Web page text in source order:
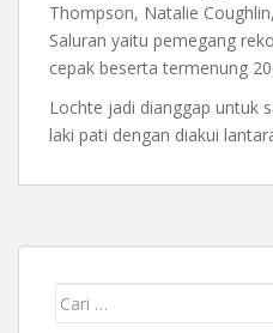
Thompson, Natalie
Saluran yaitu pemegang
cepak beserta termenung
Lochte jadi dianggap untuk
laki pati dengan diakui
Mencari: